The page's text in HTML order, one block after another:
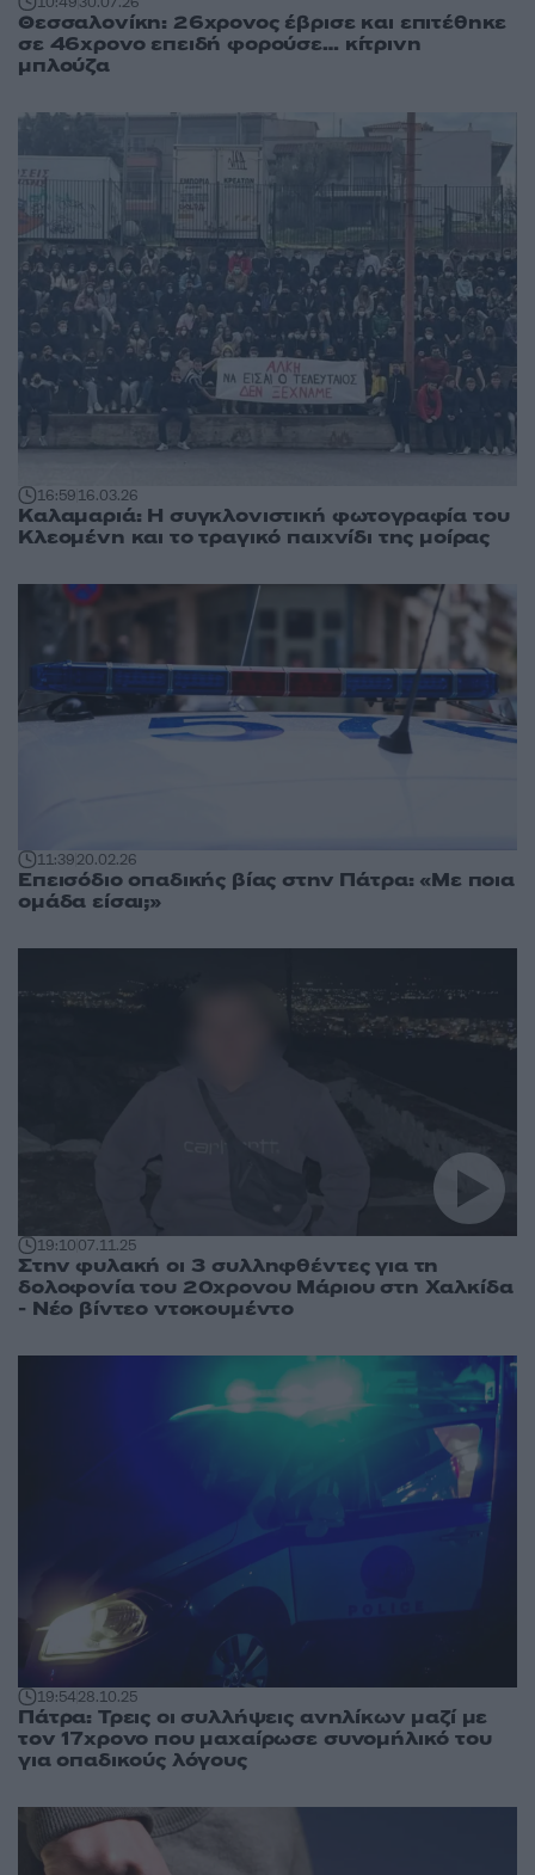
Θεσσαλονίκη: 26χρονος έβρισε και επιτέθηκε
σε 46χρονο επειδή φορούσε… κίτρινη
μπλούζα
16:5916.03.26
Καλαμαριά: Η συγκλονιστική φωτογραφία του
Κλεομένη και το τραγικό παιχνίδι της μοίρας
11:3920.02.26
Επεισόδιο οπαδικής βίας στην Πάτρα: «Με ποια
ομάδα είσαι;»
19:1007.11.25
Στην φυλακή οι 3 συλληφθέντες για τη
δολοφονία του 20χρονου Μάριου στη Χαλκίδα
- Νέο βίντεο ντοκουμέντο
19:5428.10.25
Πάτρα: Τρεις οι συλλήψεις ανηλίκων μαζί με
τον 17χρονο που μαχαίρωσε συνομήλικό του
για οπαδικούς λόγους